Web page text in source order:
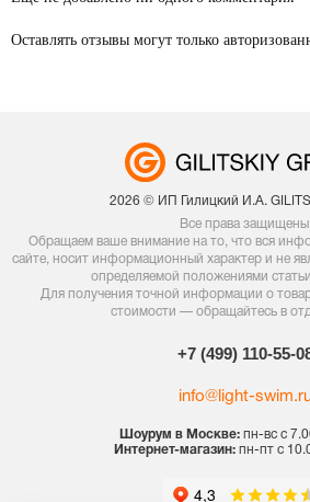
Оставлять отзывы могут только
2026 © ИП Гилицкий И.А.
Все права защищены.
Обращаем ваше внимание на то, что вся
сайте, носит информационный характер и не
определяемой положениями
Для получения точной информации о
стоимости — обращайтесь в
+7 (499) 110-55-
info@light-
Шоурум в Москве:пн-вс с
Интернет-магазин: пн-пт с